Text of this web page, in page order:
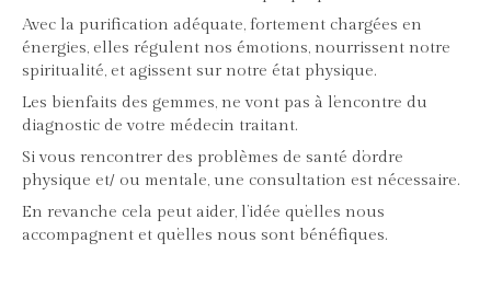
Avec la purification adéquate, fortement chargées en
énergies, elles régulent nos émotions, nourrissent notre
spiritualité, et agissent sur notre état physique.
Les bienfaits des gemmes, ne vont pas à l’encontre du
diagnostic de votre médecin traitant.
Si vous rencontrer des problèmes de santé d’ordre
physique et/ ou mentale, une consultation est nécessaire.
En revanche cela peut aider, l’idée qu’elles nous
accompagnent et qu’elles nous sont bénéfiques.